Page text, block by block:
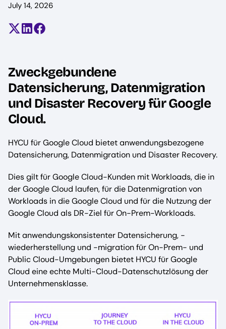
July 14, 2026
Teilen auf X (früher Twitter)
Auf LinkedIn teilen
Auf Facebook teilen
Zweckgebundene
Datensicherung, Datenmigration
und Disaster Recovery für Google
Cloud.
HYCU für Google Cloud bietet anwendungsbezogene
Datensicherung, Datenmigration und Disaster Recovery.
Dies gilt für Google Cloud-Kunden mit Workloads, die in
der Google Cloud laufen, für die Datenmigration von
Workloads in die Google Cloud und für die Nutzung der
Google Cloud als DR-Ziel für On-Prem-Workloads.
Mit anwendungskonsistenter Datensicherung, -
wiederherstellung und -migration für On-Prem- und
Public Cloud-Umgebungen bietet HYCU für Google
Cloud eine echte Multi-Cloud-Datenschutzlösung der
Unternehmensklasse.